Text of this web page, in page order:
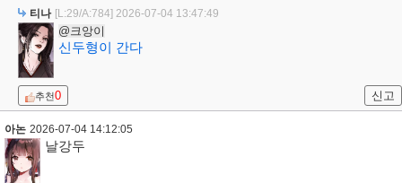
티나 [L:29/A:784] 2026-07-04 13:47:49
@크앙이
신두형이 간다
추천0 신고
아논 2026-07-04 14:12:05
날강두